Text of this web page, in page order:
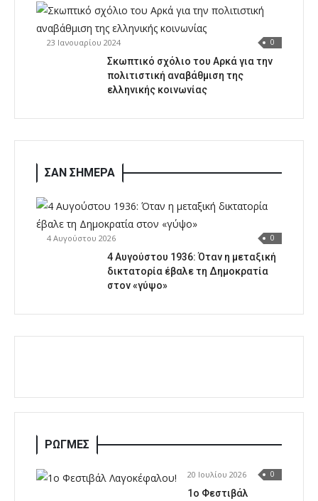
23 Ιανουαρίου 2024 0
Σκωπτικό σχόλιο του Αρκά για την
πολιτιστική αναβάθμιση της
ελληνικής κοινωνίας
ΣΑΝ ΣΗΜΕΡΑ
4 Αυγούστου 2026 0
4 Αυγούστου 1936: Όταν η μεταξική
δικτατορία έβαλε τη Δημοκρατία
στον «γύψο»
ΡΩΓΜΕΣ
20 Ιουλίου 2026 0
1o Φεστιβάλ